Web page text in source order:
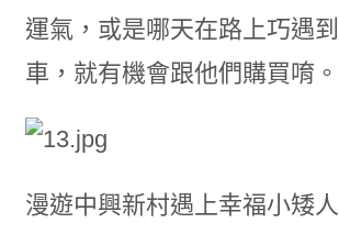
運氣，或是哪天在路上巧遇
車，就有機會跟他們購買唷。
漫遊中興新村遇上幸福小矮